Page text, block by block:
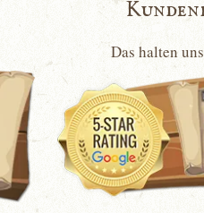
Das halten